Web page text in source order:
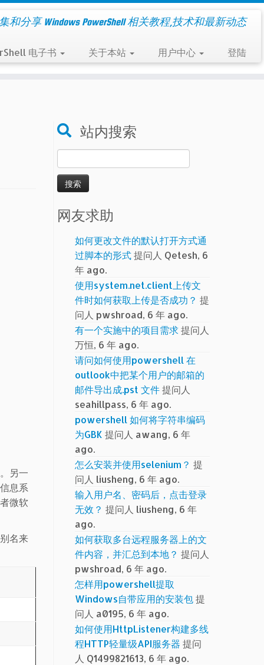
和分享 Windows PowerShell 相关教程,技术和最新动态
电子书 关于本站 用户中心 登陆
另一
息系
微软
名来
站内搜索
索：
网友求助
如何更改文件的默认打开方式通
过脚本的形式提问人 Qetesh, 6
年 ago.
使用system.net.client上传文
件时如何获取上传是否成功？ 提
问人 pwshroad, 6 年 ago.
有一个实施中的项目需求提问人
万恒, 6 年 ago.
请问如何使用powershell 在
outlook中把某个用户的邮箱的
邮件导出成.pst 文件提问人
seahillpass, 6 年 ago.
powershell 如何将字符串编码
为GBK 提问人 awang, 6 年
ago.
怎么安装并使用selenium？ 提
问人 liusheng, 6 年 ago.
输入用户名、密码后，点击登录
无效？ 提问人 liusheng, 6 年
ago.
如何获取多台远程服务器上的文
件内容，并汇总到本地？ 提问人
pwshroad, 6 年 ago.
怎样用powershell提取
Windows自带应用的安装包提
问人 a0195, 6 年 ago.
如何使用HttpListener构建多线
程HTTP轻量级API服务器 提问
人 Q1499821613, 6 年 ago.